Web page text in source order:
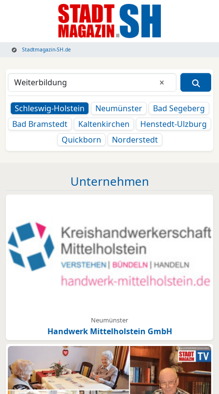
Stadtmagazin-SH.de
Eingabe
Schleswig-Holstein
Neumünster
Bad Segeberg
Bad Bramstedt
Kaltenkirchen
Henstedt-Ulzburg
Quickborn
Norderstedt
Unternehmen
Neumünster
Handwerk Mittelholstein GmbH